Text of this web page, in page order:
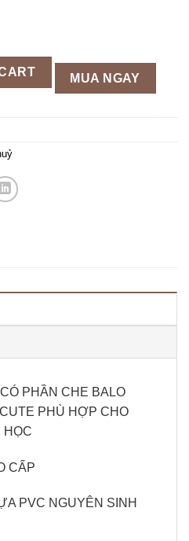
có lưng che cặp sách, bộ áo
MUA NGAY
PHẦN CHE BALO
PHÙ HỢP CHO
HỌC
CẤP
PVC NGUYÊN SINH